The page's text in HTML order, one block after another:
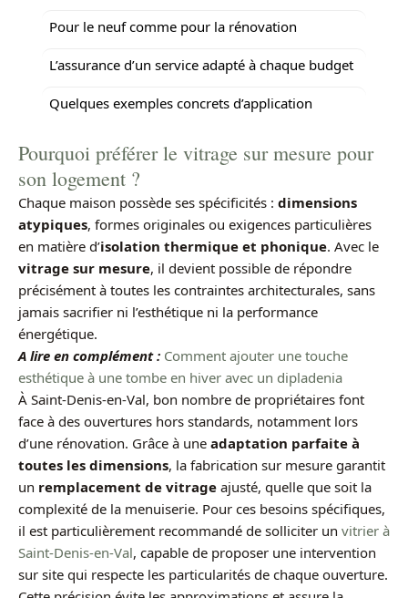
Pour le neuf comme pour la rénovation
L’assurance d’un service adapté à chaque budget
Quelques exemples concrets d’application
Pourquoi préférer le vitrage sur mesure pour
son logement ?
Chaque maison possède ses spécificités : dimensions
atypiques, formes originales ou exigences particulières
en matière d’isolation thermique et phonique. Avec le
vitrage sur mesure, il devient possible de répondre
précisément à toutes les contraintes architecturales, sans
jamais sacrifier ni l’esthétique ni la performance
énergétique.
A lire en complément : Comment ajouter une touche
esthétique à une tombe en hiver avec un dipladenia
À Saint-Denis-en-Val, bon nombre de propriétaires font
face à des ouvertures hors standards, notamment lors
d’une rénovation. Grâce à une adaptation parfaite à
toutes les dimensions, la fabrication sur mesure garantit
un remplacement de vitrage ajusté, quelle que soit la
complexité de la menuiserie. Pour ces besoins spécifiques,
il est particulièrement recommandé de solliciter un vitrier à
Saint-Denis-en-Val, capable de proposer une intervention
sur site qui respecte les particularités de chaque ouverture.